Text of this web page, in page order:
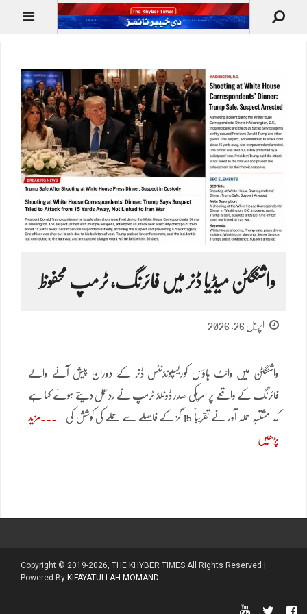
واشنگٹن میڈیا ڈنر میں فائرنگ، ٹرمپ محفوظ
اپریل 26, 2026
واشنگٹن میں وائٹ ہاؤس کوریسپونڈنٹس ڈنر کے دوران پیش آنے والے
فائرنگ کے واقعے پر امریکی صدر ڈونلڈ ٹرمپ نے ردعمل دیتے ہوئے کہا ہے
کہ مشتبہ حملہ آور نے تقریباً 15 گز کے فاصلے سے حملے کی کوشش کی مزید
پڑھیں
Copyright © 2019-2026, THE KHYBER TIMES All Rights Reserved |
Powered By KIFAYATULLAH MOMAND